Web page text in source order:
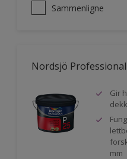
Sammenligne
Nordsjö Professional
Gir
mm